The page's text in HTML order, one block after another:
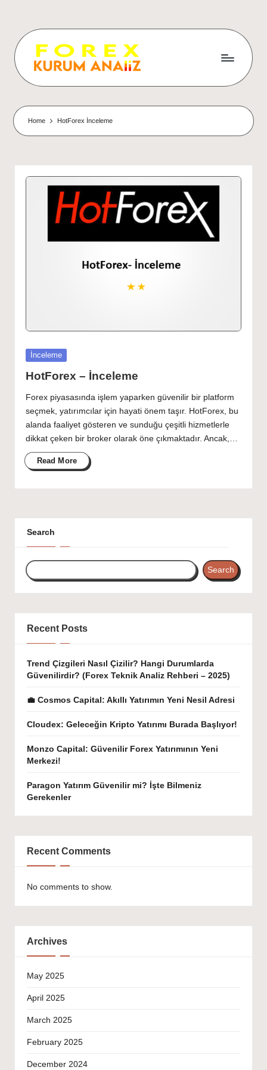
Home HotForex İnceleme
Posted
İnceleme
HotForex – İnceleme
Forex piyasasında işlem yaparken güvenilir bir platform
seçmek, yatırımcılar için hayati önem taşır. HotForex, bu
alanda faaliyet gösteren ve sunduğu çeşitli hizmetlerle
dikkat çeken bir broker olarak öne çıkmaktadır. Ancak,…
Read More
Search
Search
Recent Posts
Trend Çizgileri Nasıl Çizilir? Hangi Durumlarda
Güvenilirdir? (Forex Teknik Analiz Rehberi – 2025)
💼 Cosmos Capital: Akıllı Yatırımın Yeni Nesil Adresi
Cloudex: Geleceğin Kripto Yatırımı Burada Başlıyor!
Monzo Capital: Güvenilir Forex Yatırımının Yeni
Merkezi!
Paragon Yatırım Güvenilir mi? İşte Bilmeniz
Gerekenler
Recent Comments
No comments to show.
Archives
May 2025
April 2025
March 2025
February 2025
December 2024